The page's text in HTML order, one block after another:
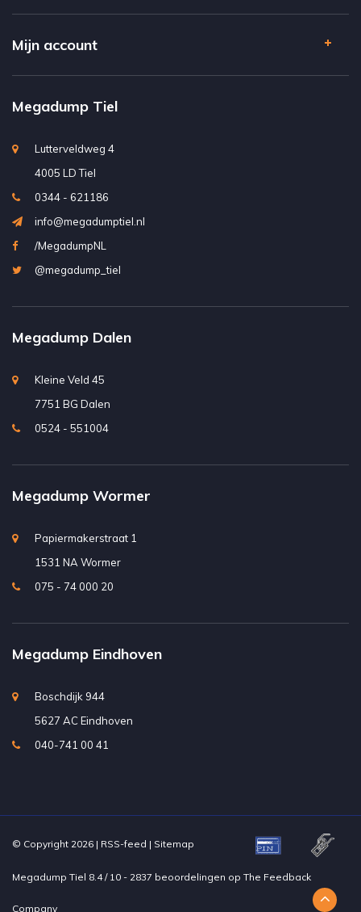
Mijn account
Megadump Tiel
Lutterveldweg 4
4005 LD Tiel
0344 - 621186
info@megadumptiel.nl
/MegadumpNL
@megadump_tiel
Megadump Dalen
Kleine Veld 45
7751 BG Dalen
0524 - 551004
Megadump Wormer
Papiermakerstraat 1
1531 NA Wormer
075 - 74 000 20
Megadump Eindhoven
Boschdijk 944
5627 AC Eindhoven
040-741 00 41
© Copyright 2026 | RSS-feed | Sitemap
Megadump Tiel 8.4/ 10 - 2837 beoordelingen op The Feedback
Company